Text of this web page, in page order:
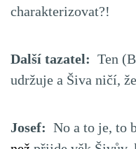
charakterizovat?!
Další tazatel: Ten
udržuje a Šiva ničí,
Josef: No a to je, to